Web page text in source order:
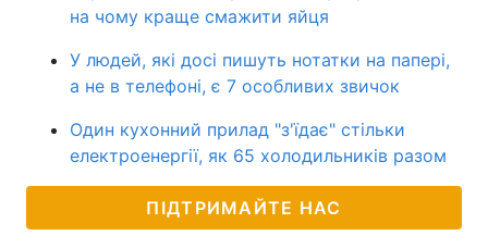
на чому краще смажити яйця
У людей, які досі пишуть нотатки на папері,
а не в телефоні, є 7 особливих звичок
Один кухонний прилад "з'їдає" стільки
електроенергії, як 65 холодильників разом
ПІДТРИМАЙТЕ НАС